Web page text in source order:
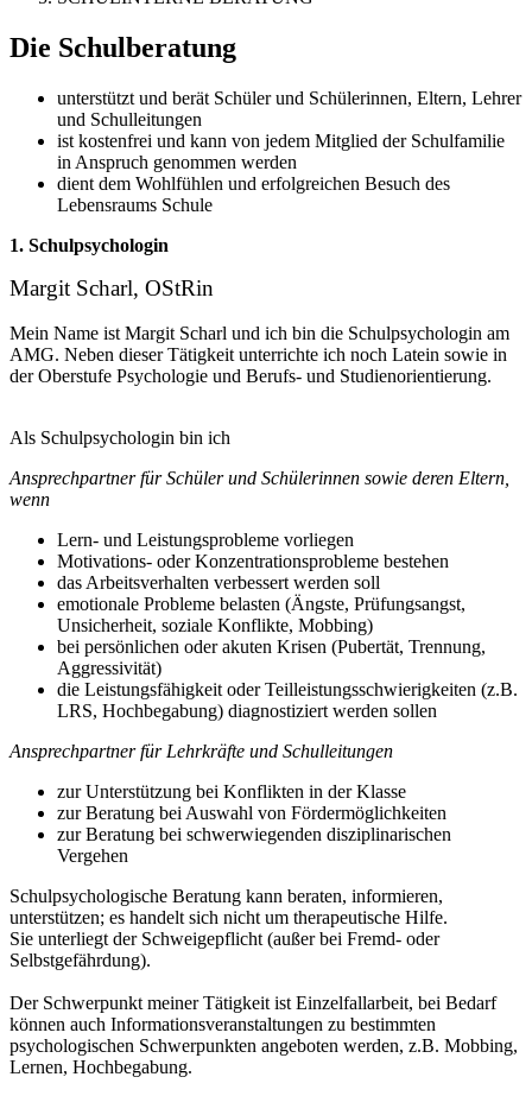
Die Schulberatung
unterstützt und berät Schüler und Schülerinnen, Eltern, Lehrer
und Schulleitungen
ist kostenfrei und kann von jedem Mitglied der Schulfamilie
in Anspruch genommen werden
dient dem Wohlfühlen und erfolgreichen Besuch des
Lebensraums Schule
1. Schulpsychologin
Margit Scharl, OStRin
Mein Name ist Margit Scharl und ich bin die Schulpsychologin am
AMG. Neben dieser Tätigkeit unterrichte ich noch Latein sowie in
der Oberstufe Psychologie und Berufs- und Studienorientierung.
Als Schulpsychologin bin ich
Ansprechpartner für Schüler und Schülerinnen sowie deren Eltern,
wenn
Lern- und Leistungsprobleme vorliegen
Motivations- oder Konzentrationsprobleme bestehen
das Arbeitsverhalten verbessert werden soll
emotionale Probleme belasten (Ängste, Prüfungsangst,
Unsicherheit, soziale Konflikte, Mobbing)
bei persönlichen oder akuten Krisen (Pubertät, Trennung,
Aggressivität)
die Leistungsfähigkeit oder Teilleistungsschwierigkeiten (z.B.
LRS, Hochbegabung) diagnostiziert werden sollen
Ansprechpartner für Lehrkräfte und Schulleitungen
zur Unterstützung bei Konflikten in der Klasse
zur Beratung bei Auswahl von Fördermöglichkeiten
zur Beratung bei schwerwiegenden disziplinarischen
Vergehen
Schulpsychologische Beratung kann beraten, informieren,
unterstützen; es handelt sich nicht um therapeutische Hilfe.
Sie unterliegt der Schweigepflicht (außer bei Fremd- oder
Selbstgefährdung).
Der Schwerpunkt meiner Tätigkeit ist Einzelfallarbeit, bei Bedarf
können auch Informationsveranstaltungen zu bestimmten
psychologischen Schwerpunkten angeboten werden, z.B. Mobbing,
Lernen, Hochbegabung.